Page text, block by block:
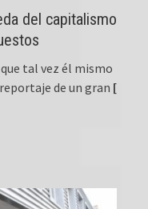
del capitalismo
tal vez él mismo
de un gran [